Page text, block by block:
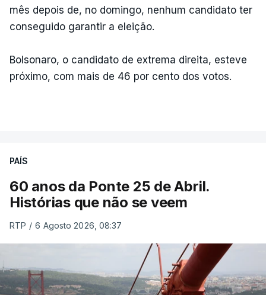
mês depois de, no domingo, nenhum candidato ter
conseguido garantir a eleição.
Bolsonaro, o candidato de extrema direita, esteve
próximo, com mais de 46 por cento dos votos.
PAÍS
60 anos da Ponte 25 de Abril.
Histórias que não se veem
RTP / 6 Agosto 2026, 08:37